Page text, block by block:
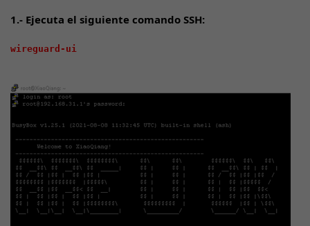
1.- Ejecuta el siguiente comando SSH:
wireguard-ui